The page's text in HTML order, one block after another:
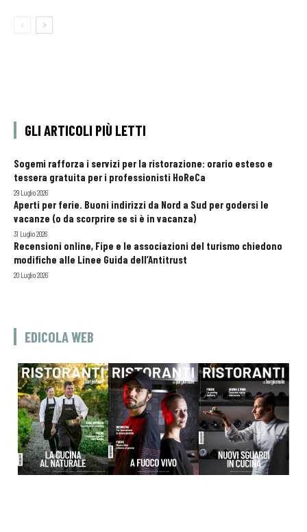
GLI ARTICOLI PIÙ LETTI
Sogemi rafforza i servizi per la ristorazione: orario esteso e
tessera gratuita per i professionisti HoReCa
29 Luglio 2026
Aperti per ferie. Buoni indirizzi da Nord a Sud per godersi le
vacanze (o da scorprire se si è in vacanza)
31 Luglio 2026
Recensioni online, Fipe e le associazioni del turismo chiedono
modifiche alle Linee Guida dell’Antitrust
20 Luglio 2026
EDICOLA WEB